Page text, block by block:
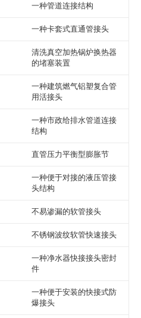
一种管道连接结构
一种卡套式直通管接头
清洗真空加热锅炉换热器
的堵塞装置
一种建筑燃气铝塑复合管
用活接头
一种市政给排水管道连接
结构
直管压力平衡型膨胀节
一种便于对接的液压管接
头结构
不易渗漏的软管接头
不锈钢波纹软管快速接头
一种净水器快接接头密封
件
一种便于安装的快接式防
爆接头